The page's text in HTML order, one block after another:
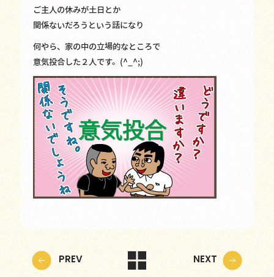
ご主人の休みが土日とか
関係ないだろうという話になり
何やら、家の中の立場的なところで
意気投合した２人です。(^_^;)
PREV NEXT